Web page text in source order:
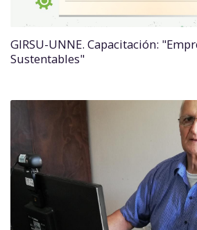
GIRSU-UNNE. Capacitación:
Sustentables"